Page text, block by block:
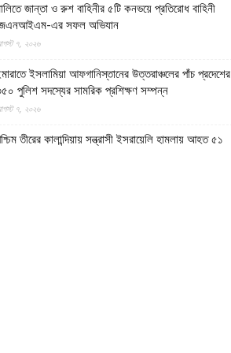
জান্তা ও রুশ বাহিনীর ৫টি কনভয়ে প্রতিরোধ বাহিনী
এর সফল অভিযান
৭, ২০২৬
ইসলামিয়া আফগানিস্তানের উত্তরাঞ্চলের পাঁচ প্রদেশের
পুলিশ সদস্যের সামরিক প্রশিক্ষণ সম্পন্ন
৭, ২০২৬
তীরের কালান্দিয়ায় সন্ত্রাসী ইসরায়েলি হামলায় আহত ৫১